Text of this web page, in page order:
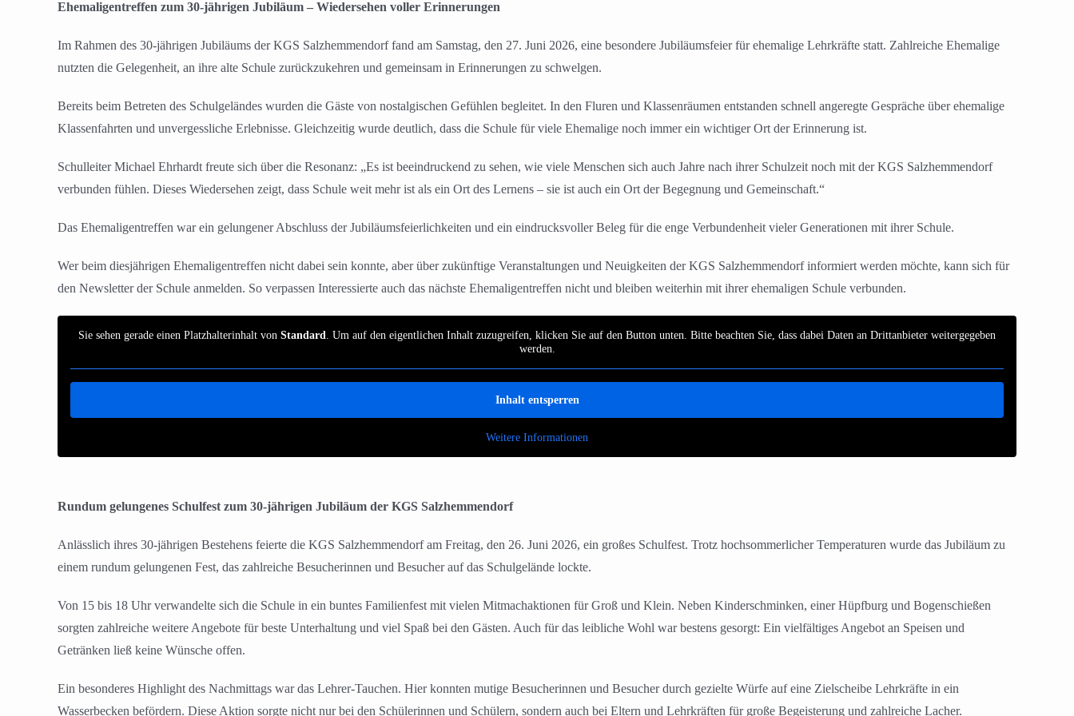
Ehemaligentreffen zum 30-jährigen Jubiläum – Wiedersehen voller Erinnerungen
Im Rahmen des 30-jährigen Jubiläums der KGS Salzhemmendorf fand am Samstag, den 27. Juni 2026, eine besondere Jubiläumsfeier für ehemalige Lehrkräfte statt. Zahlreiche Ehemalige
nutzten die Gelegenheit, an ihre alte Schule zurückzukehren und gemeinsam in Erinnerungen zu schwelgen.
Bereits beim Betreten des Schulgeländes wurden die Gäste von nostalgischen Gefühlen begleitet. In den Fluren und Klassenräumen entstanden schnell angeregte Gespräche über ehemalige
Klassenfahrten und unvergessliche Erlebnisse. Gleichzeitig wurde deutlich, dass die Schule für viele Ehemalige noch immer ein wichtiger Ort der Erinnerung ist.
Schulleiter Michael Ehrhardt freute sich über die Resonanz: „Es ist beeindruckend zu sehen, wie viele Menschen sich auch Jahre nach ihrer Schulzeit noch mit der KGS Salzhemmendorf
verbunden fühlen. Dieses Wiedersehen zeigt, dass Schule weit mehr ist als ein Ort des Lernens – sie ist auch ein Ort der Begegnung und Gemeinschaft.“
Das Ehemaligentreffen war ein gelungener Abschluss der Jubiläumsfeierlichkeiten und ein eindrucksvoller Beleg für die enge Verbundenheit vieler Generationen mit ihrer Schule.
Wer beim diesjährigen Ehemaligentreffen nicht dabei sein konnte, aber über zukünftige Veranstaltungen und Neuigkeiten der KGS Salzhemmendorf informiert werden möchte, kann sich für
den Newsletter der Schule anmelden. So verpassen Interessierte auch das nächste Ehemaligentreffen nicht und bleiben weiterhin mit ihrer ehemaligen Schule verbunden.
Sie sehen gerade einen Platzhalterinhalt von Standard. Um auf den eigentlichen Inhalt zuzugreifen, klicken Sie auf den Button unten. Bitte beachten Sie, dass dabei Daten an Drittanbieter weitergegeben
werden.
Inhalt entsperren
Weitere Informationen
Rundum gelungenes Schulfest zum 30-jährigen Jubiläum der KGS Salzhemmendorf
Anlässlich ihres 30-jährigen Bestehens feierte die KGS Salzhemmendorf am Freitag, den 26. Juni 2026, ein großes Schulfest. Trotz hochsommerlicher Temperaturen wurde das Jubiläum zu
einem rundum gelungenen Fest, das zahlreiche Besucherinnen und Besucher auf das Schulgelände lockte.
Von 15 bis 18 Uhr verwandelte sich die Schule in ein buntes Familienfest mit vielen Mitmachaktionen für Groß und Klein. Neben Kinderschminken, einer Hüpfburg und Bogenschießen
sorgten zahlreiche weitere Angebote für beste Unterhaltung und viel Spaß bei den Gästen. Auch für das leibliche Wohl war bestens gesorgt: Ein vielfältiges Angebot an Speisen und
Getränken ließ keine Wünsche offen.
Ein besonderes Highlight des Nachmittags war das Lehrer-Tauchen. Hier konnten mutige Besucherinnen und Besucher durch gezielte Würfe auf eine Zielscheibe Lehrkräfte in ein
Wasserbecken befördern. Diese Aktion sorgte nicht nur bei den Schülerinnen und Schülern, sondern auch bei Eltern und Lehrkräften für große Begeisterung und zahlreiche Lacher.